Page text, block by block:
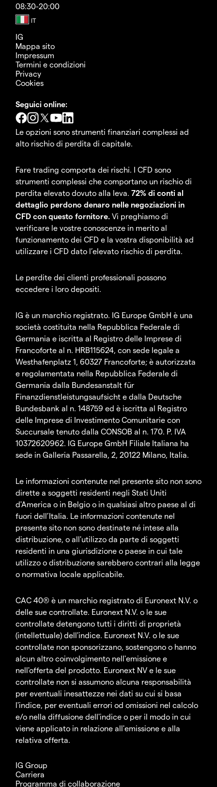
08:30-20:00
IG
Mappa sito
Impressum
Termini e condizioni
Privacy
Cookies
Seguici online:
Le opzioni sono strumenti finanziari complessi ad
alto rischio di perdita di capitale.
Fare trading comporta dei rischi. I CFD sono
strumenti complessi che comportano un rischio di
perdita elevato dovuto alla leva. 72% di conti al
dettaglio perdono denaro nelle negoziazioni in
CFD con questo fornitore. Vi preghiamo di
verificare le vostre conoscenze in merito al
funzionamento dei CFD e la vostra disponibilità ad
utilizzare i CFD dato l’elevato rischio di perdita.
Le perdite dei clienti professionali possono
eccedere i loro depositi.
IG è un marchio registrato. IG Europe GmbH è una
società costituita nella Repubblica Federale di
Germania e iscritta al Registro delle Imprese di
Francoforte al n. HRB115624, con sede legale a
Westhafenplatz 1, 60327 Francoforte; è autorizzata
e regolamentata nella Repubblica Federale di
Germania dalla Bundesanstalt für
Finanzdienstleistungsaufsicht e dalla Deutsche
Bundesbank al n. 148759 ed è iscritta al Registro
delle Imprese di Investimento Comunitarie con
Succursale tenuto dalla CONSOB al n. 170. P. IVA
10372620962. IG Europe GmbH Filiale Italiana ha
sede in Galleria Passarella, 2, 20122 Milano, Italia.
Le informazioni contenute nel presente sito non sono
dirette a soggetti residenti negli Stati Uniti
d'America o in Belgio o in qualsiasi altro paese al di
fuori dell’Italia. Le informazioni contenute nel
presente sito non sono destinate né intese alla
distribuzione, o all'utilizzo da parte di soggetti
residenti in una giurisdizione o paese in cui tale
utilizzo o distribuzione sarebbero contrari alla legge
o normativa locale applicabile.
CAC 40® è un marchio registrato di Euronext N.V. o
delle sue controllate. Euronext N.V. o le sue
controllate detengono tutti i diritti di proprietà
(intellettuale) dell'indice. Euronext N.V. o le sue
controllate non sponsorizzano, sostengono o hanno
alcun altro coinvolgimento nell'emissione e
nell'offerta del prodotto. Euronext NV e le sue
controllate non si assumono alcuna responsabilità
per eventuali inesattezze nei dati su cui si basa
l'indice, per eventuali errori od omissioni nel calcolo
e/o nella diffusione dell'indice o per il modo in cui
viene applicato in relazione all'emissione e alla
relativa offerta.
IG Group
Carriera
Programma di collaborazione